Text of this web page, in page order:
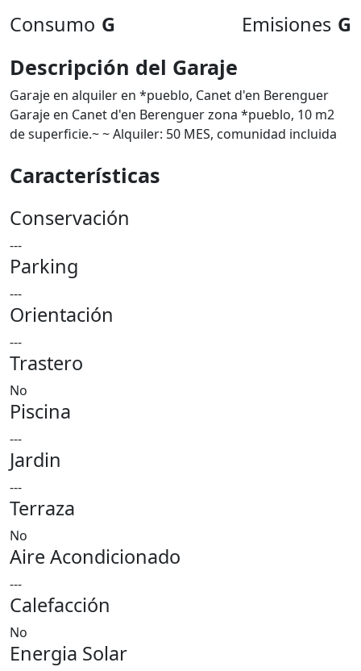
Consumo G Emisiones G
Descripción del Garaje
Garaje en alquiler en *pueblo, Canet d'en Berenguer
Garaje en Canet d'en Berenguer zona *pueblo, 10 m2
de superficie.~ ~ Alquiler: 50 MES, comunidad incluida
Características
Conservación
---
Parking
---
Orientación
---
Trastero
No
Piscina
---
Jardin
---
Terraza
No
Aire Acondicionado
---
Calefacción
No
Energia Solar